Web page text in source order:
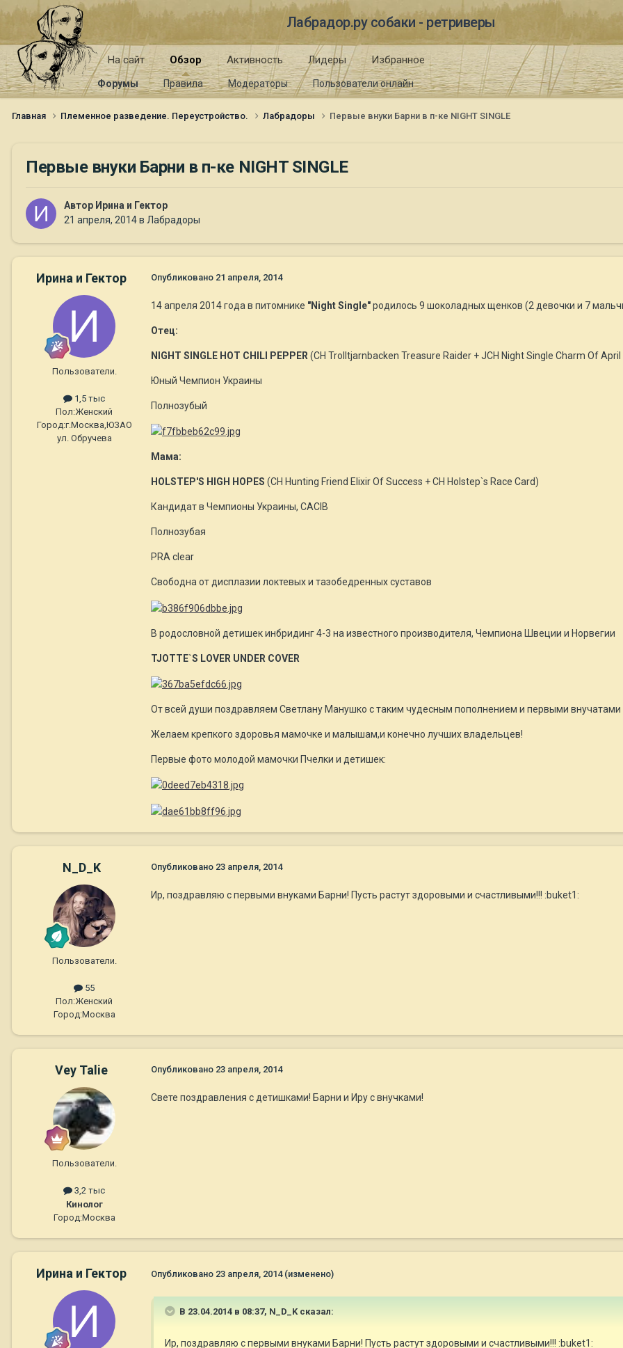
Лабрадор.ру собаки - ретриверы
На сайт Обзор
Форумы Правила Модераторы Пользователи онлайн
Активность Лидеры Избранное
Главная Племенное разведение. Переустройство. Лабрадоры Первые внуки Барни в п-ке NIGHT SINGLE
Первые внуки Барни в п-ке NIGHT SINGLE
Автор Ирина и Гектор
21 апреля, 2014в Лабрадоры
Ирина и Гектор
Пользователи.
1,5 тыс
Пол:Женский
Город:г.Москва,ЮЗАО
ул. Обручева
Опубликовано 21 апреля, 2014
14 апреля 2014 года в питомнике "Night Single"родилось 9 шоколадных щенков (2 девочки и 7
Отец:
NIGHT SINGLE HOT CHILI PEPPER (CH Trolltjarnbacken Treasure Raider + JCH Night Single Charm Of
Юный Чемпион Украины
Полнозубый
Мама:
HOLSTEP'S HIGH HOPES (CH Hunting Friend Elixir Of Success + CH Holstep`s Race Card)
Кандидат в Чемпионы Украины, CACIB
Полнозубая
PRA clear
Свободна от дисплазии локтевых и тазобедренных суставов
В родословной детишек инбридинг 4-3 на известного производителя, Чемпиона Швеции и Норвегии
TJOTTE`S LOVER UNDER COVER
От всей души поздравляем Светлану Манушко с таким чудесным пополнением и первыми внучатами
Желаем крепкого здоровья мамочке и малышам,и конечно лучших владельцев!
Первые фото молодой мамочки Пчелки и детишек:
N_D_K
Пользователи.
55
Пол:Женский
Город:Москва
Опубликовано 23 апреля, 2014
Ир, поздравляю с первыми внуками Барни! Пусть растут здоровыми и счастливыми!!! :buket1:
Vey Talie
Пользователи.
3,2 тыс
Кинолог
Город:Москва
Опубликовано 23 апреля, 2014
Свете поздравления с детишками! Барни и Иру с внучками!
Ирина и Гектор Опубликовано 23 апреля, 2014 (изменено)
В 23.04.2014 в 08:37, N_D_K сказал:
Ир, поздравляю с первыми внуками Барни! Пусть растут здоровыми и счастливыми!!! :buket1: